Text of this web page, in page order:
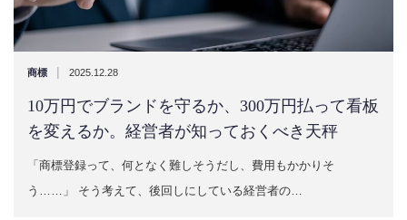
商標 | 2025.12.28
10万円でブランドを守るか、300万円払って看板
を変えるか。経営者が知っておくべき天秤
「商標登録って、何となく難しそうだし、費用もかかりそ
う……」 そう考えて、後回しにしている経営者の…